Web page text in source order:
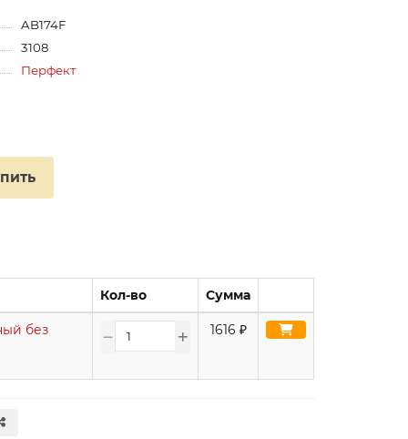
AB174F
3108
Перфект
Кол-во Сумма
без
1616 ₽